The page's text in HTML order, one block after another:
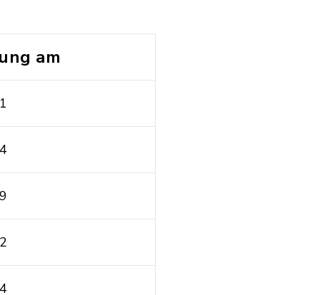
am